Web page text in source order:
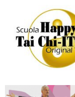
Stage